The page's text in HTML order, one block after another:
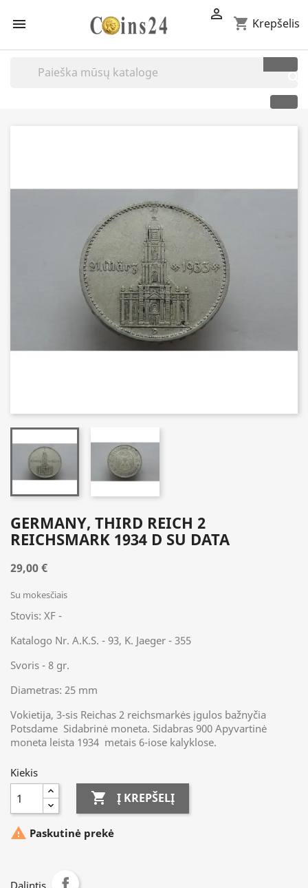
 shopping_cart Krepšelis

GERMANY, THIRD REICH 2
REICHSMARK 1934 D SU DATA
29,00 €
Su mokesčiais
Stovis: XF -
Katalogo Nr. A.K.S. - 93, K. Jaeger - 355
Svoris - 8 gr.
Diametras: 25 mm
Vokietija, 3-sis Reichas 2 reichsmarkės įgulos bažnyčia
Potsdame Sidabrinė moneta. Sidabras 900 Apyvartinė
moneta leista 1934 metais 6-iose kalyklose.
Kiekis
 Į KREPŠELĮ
 Paskutinė prekė
Dalintis